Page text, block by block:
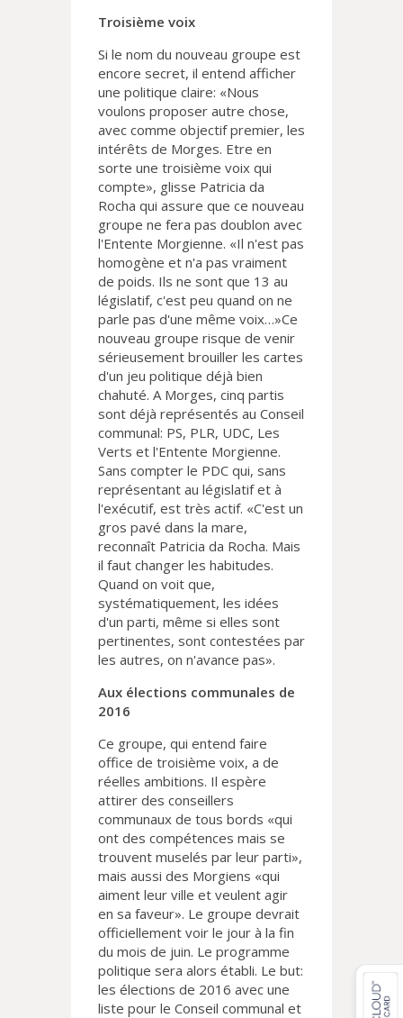
Troisième voix
Si le nom du nouveau groupe est
encore secret, il entend afficher
une politique claire: «Nous
voulons proposer autre chose,
avec comme objectif premier, les
intérêts de Morges. Etre en
sorte une troisième voix qui
compte», glisse Patricia da
Rocha qui assure que ce nouveau
groupe ne fera pas doublon avec
l'Entente Morgienne. «Il n'est pas
homogène et n'a pas vraiment
de poids. Ils ne sont que 13 au
législatif, c'est peu quand on ne
parle pas d'une même voix…»Ce
nouveau groupe risque de venir
sérieusement brouiller les cartes
d'un jeu politique déjà bien
chahuté. A Morges, cinq partis
sont déjà représentés au Conseil
communal: PS, PLR, UDC, Les
Verts et l'Entente Morgienne.
Sans compter le PDC qui, sans
représentant au législatif et à
l'exécutif, est très actif. «C'est un
gros pavé dans la mare,
reconnaît Patricia da Rocha. Mais
il faut changer les habitudes.
Quand on voit que,
systématiquement, les idées
d'un parti, même si elles sont
pertinentes, sont contestées par
les autres, on n'avance pas».
Aux élections communales de
2016
Ce groupe, qui entend faire
office de troisième voix, a de
réelles ambitions. Il espère
attirer des conseillers
communaux de tous bords «qui
ont des compétences mais se
trouvent muselés par leur parti»,
mais aussi des Morgiens «qui
aiment leur ville et veulent agir
en sa faveur». Le groupe devrait
officiellement voir le jour à la fin
du mois de juin. Le programme
politique sera alors établi. Le but:
les élections de 2016 avec une
liste pour le Conseil communal et